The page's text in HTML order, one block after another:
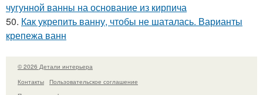
чугунной ванны на основание из кирпича
50. Как укрепить ванну, чтобы не шаталась. Варианты
крепежа ванн
© 2026 Детали интерьера
Контакты
Пользовательское соглашение